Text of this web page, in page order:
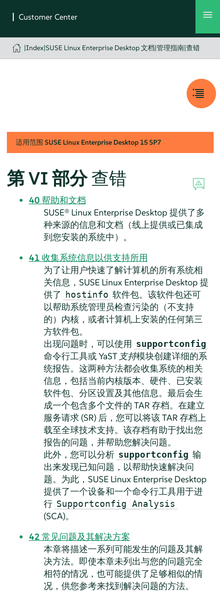
|Index|SUSE Linux Enterprise Desktop 文档|管理指南|查错
适用范围 SUSE Linux Enterprise Desktop 15 SP7
第 VI 部分查错
40帮助和文档
SUSE® Linux Enterprise Desktop 提供了多
种来源的信息和文档（线上提供或已集成
到您安装的系统中）。
41 收集系统信息以供支持所用
为了让用户快速了解计算机的所有系统相
关信息， SUSE Linux Enterprise Desktop 提
供了 hostinfo 软件包。该软件包还可
以帮助系统管理员检查污染的（不支持
的）内核，或者计算机上安装的任何第三
方软件包。
出现问题时，可以使用 supportconfig
命令行工具或 YaST 支持模块创建详细的系
统报告。这两种方法都会收集系统的相关
信息，包括当前内核版本、硬件、已安装
软件包、分区设置及其他信息。最后会生
成一个包含多个文件的 TAR 存档。在建立
服务请求 (SR) 后，您可以将该 TAR 存档上
载至全球技术支持。该存档有助于找出您
报告的问题，并帮助您解决问题。
此外，您可以分析 supportconfig 输
出来发现已知问题，以帮助快速解决问
题。为此， SUSE Linux Enterprise Desktop
提供了一个设备和一个命令行工具用于进
行 Supportconfig Analysis
(SCA)。
42 常见问题及其解决方案
本章将描述一系列可能发生的问题及其解
决方法。即使本章未列出与您的问题完全
相符的情况，也可能提供了足够相似的情
况，供您参考来找到解决问题的方法。